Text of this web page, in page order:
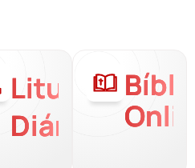
Liturgia
Diária